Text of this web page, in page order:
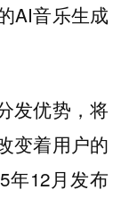
AI音乐生成
发优势，将
变着用户的
年12月发布